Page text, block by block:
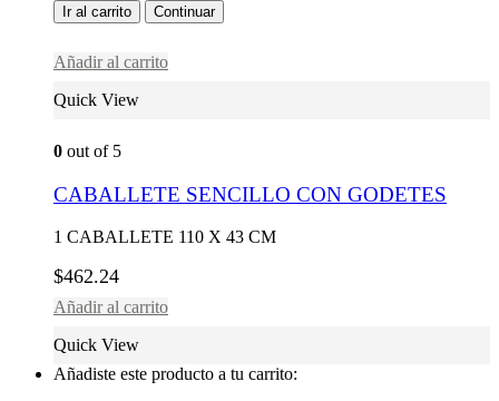
Ir al carrito Continuar
Añadir al carrito
Quick View
0 out of 5
CABALLETE SENCILLO CON GODETES
1 CABALLETE 110 X 43 CM
$462.24
Añadir al carrito
Quick View
Añadiste este producto a tu carrito: